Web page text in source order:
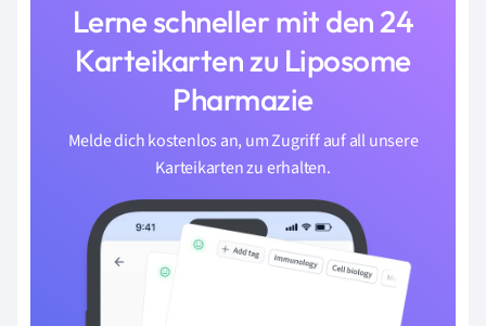
Lerne schneller mit den 24
Karteikarten zu Liposome
Pharmazie
Melde dich kostenlos an, um Zugriff auf all unsere
Karteikarten zu erhalten.